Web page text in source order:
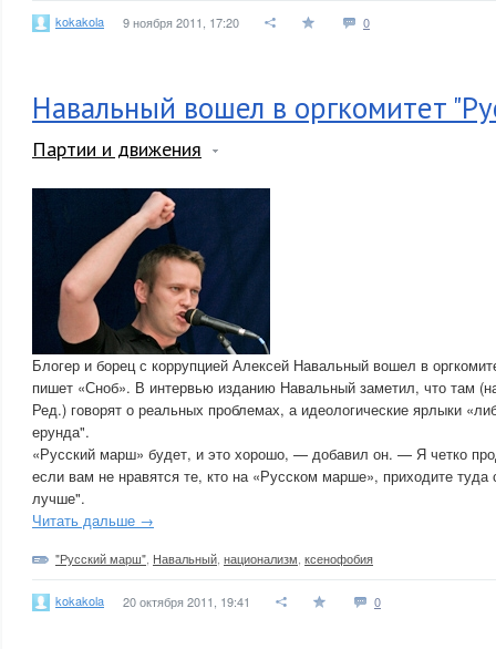
kokakola 9 ноября 2011, 17:20 0
Навальный вошел в оргкомитет
Партии и движения
Блогер и борец с коррупцией Алексей Навальный вошел в
пишет «Сноб». В интервью изданию Навальный заметил, что там
Ред.) говорят о реальных проблемах, а идеологические ярлыки
ерунда".
«Русский марш» будет, и это хорошо, — добавил он. — Я четко
если вам не нравятся те, кто на «Русском марше», приходите туда
лучше".
Читать дальше →
"Русский марш" Навальный национализм ксенофобия
kokakola 20 октября 2011, 19:41 0